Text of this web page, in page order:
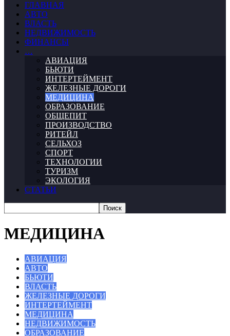
ГЛАВНАЯ
АВТО
ВЛАСТЬ
НЕДВИЖИМОСТЬ
ФИНАНСЫ
…
АВИАЦИЯ
БЬЮТИ
ИНТЕРТЕЙМЕНТ
ЖЕЛЕЗНЫЕ ДОРОГИ
МЕДИЦИНА
ОБРАЗОВАНИЕ
ОБЩЕПИТ
ПРОИЗВОДСТВО
РИТЕЙЛ
СЕЛЬХОЗ
СПОРТ
ТЕХНОЛОГИИ
ТУРИЗМ
ЭКОЛОГИЯ
СТАТЬИ
МЕДИЦИНА
АВИАЦИЯ
АВТО
БЬЮТИ
ВЛАСТЬ
ЖЕЛЕЗНЫЕ ДОРОГИ
ИНТЕРТЕЙМЕНТ
МЕДИЦИНА
НЕДВИЖИМОСТЬ
ОБРАЗОВАНИЕ